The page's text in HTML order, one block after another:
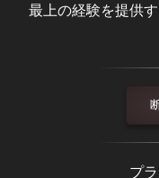
最上の経験を提供
プ